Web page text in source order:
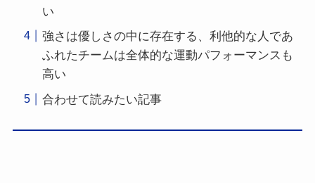
い
強さは優しさの中に存在する、利他的な人であ
ふれたチームは全体的な運動パフォーマンスも
高い
合わせて読みたい記事